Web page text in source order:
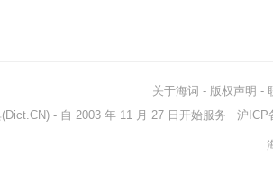
关于海词 - 版权声明 -
(Dict.CN) - 自 2003 年 11 月 27 日开始服务 沪ICP